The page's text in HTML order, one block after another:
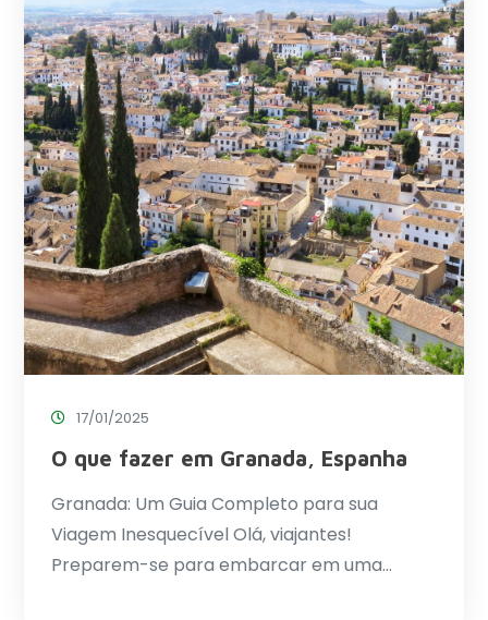
17/01/2025
O que fazer em Granada, Espanha
Granada: Um Guia Completo para sua
Viagem Inesquecível Olá, viajantes!
Preparem-se para embarcar em uma…